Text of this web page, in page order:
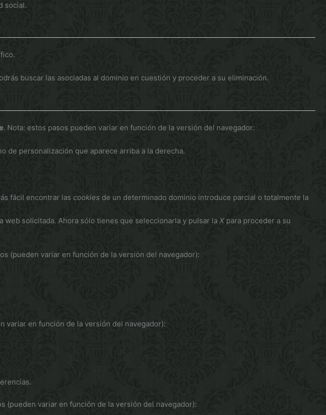
social.
buscar las asociadas al dominio en cuestión y proceder a su eliminación.
. Nota: estos pasos pueden variar en función de la versión del navegador:
de personalización que aparece arriba a la derecha.
fácil encontrar las cookies de un determinado dominio introduce parcial o totalmente la
web solicitada. Ahora sólo tienes que seleccionarla y pulsar la X para proceder a su
(pueden variar en función de la versión del navegador):
variar en función de la versión del navegador):
(pueden variar en función de la versión del navegador):